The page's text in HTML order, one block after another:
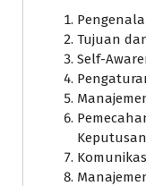
Tujuan
Self-